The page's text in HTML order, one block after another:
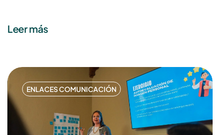
Leer más
ENLACES COMUNICACIÓN